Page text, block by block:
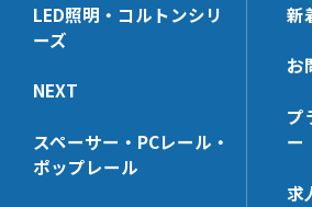
HL-BKS30x140
HL-UHK
HL-SWHK
HP-SWHK/L
HP-PP
HP-WHG25
LED照明・コルトンシリ
ーズ
NEXT
スペーサー・PCレール・
ポップレール
新
お
プ
ー
求